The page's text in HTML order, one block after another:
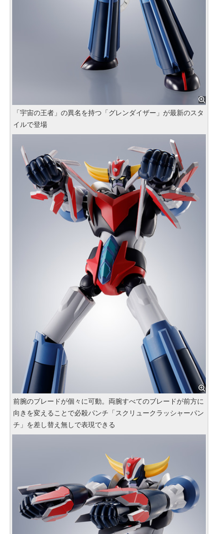
「宇宙の王者」の異名を持つ「グレンダイザー」が最新のスタ
イルで登場
前腕のブレードが個々に可動。両腕すべてのブレードが前方に
向きを変えることで必殺パンチ「スクリュークラッシャーパン
チ」を差し替え無しで表現できる